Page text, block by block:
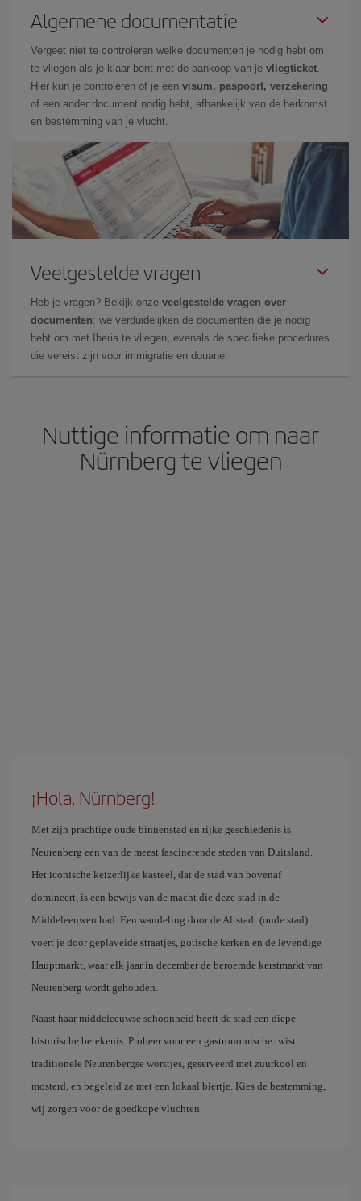
Algemene documentatie
Vergeet niet te controleren welke documenten je nodig hebt om
te vliegen als je klaar bent met de aankoop van je vliegticket.
Hier kun je controleren of je een visum, paspoort, verzekering
of een ander document nodig hebt, afhankelijk van de herkomst
en bestemming van je vlucht.
Veelgestelde vragen
Heb je vragen? Bekijk onze veelgestelde vragen over
documenten: we verduidelijken de documenten die je nodig
hebt om met Iberia te vliegen, evenals de specifieke procedures
die vereist zijn voor immigratie en douane.
Nuttige informatie om naar
Nürnberg te vliegen
¡Hola, Nürnberg!
Met zijn prachtige oude binnenstad en rijke geschiedenis is
Neurenberg een van de meest fascinerende steden van Duitsland.
Het iconische keizerlijke kasteel, dat de stad van bovenaf
domineert, is een bewijs van de macht die deze stad in de
Middeleeuwen had. Een wandeling door de Altstadt (oude stad)
voert je door geplaveide straatjes, gotische kerken en de levendige
Hauptmarkt, waar elk jaar in december de beroemde kerstmarkt van
Neurenberg wordt gehouden.
Naast haar middeleeuwse schoonheid heeft de stad een diepe
historische betekenis. Probeer voor een gastronomische twist
traditionele Neurenbergse worstjes, geserveerd met zuurkool en
mosterd, en begeleid ze met een lokaal biertje. Kies de bestemming,
wij zorgen voor de goedkope vluchten.